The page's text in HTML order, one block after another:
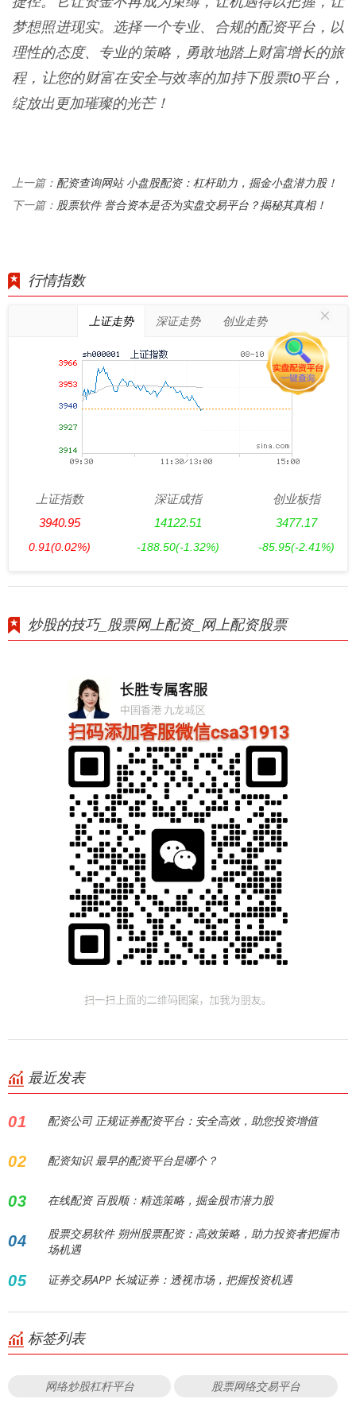
梦想照进现实。选择一个专业、合规的配资平台，以
理性的态度、专业的策略，勇敢地踏上财富增长的旅
程，让您的财富在安全与效率的加持下股票t0平台，
绽放出更加璀璨的光芒！
上一篇： 配资查询网站 小盘股配资：杠杆助力，掘金小盘潜力股！
下一篇： 股票软件 誉合资本是否为实盘交易平台？揭秘其真相！
行情指数
上证走势 深证走势 创业走势
上证指数
3940.95
0.91(0.02%)
深证成指
14122.51
-188.50(-1.32%)
创业板指
3477.17
-85.95(-2.41%)
炒股的技巧_股票网上配资_网上配资股票
最近发表
01 配资公司 正规证券配资平台：安全高效，助您投资增值
02 配资知识 最早的配资平台是哪个？
03 在线配资 百股顺：精选策略，掘金股市潜力股
04
股票交易软件 朔州股票配资：高效策略，助力投资者把握市
场机遇
05 证券交易APP 长城证券：透视市场，把握投资机遇
标签列表
网络炒股杠杆平台 股票网络交易平台